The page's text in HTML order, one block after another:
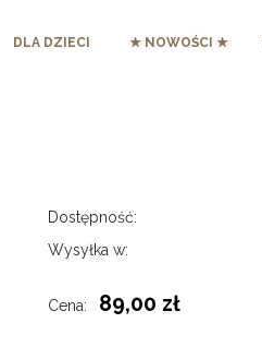
DLA DZIECI ★ NOWOŚCI ★
Dostępność:
Wysyłka w:
Cena: 89,00 zł